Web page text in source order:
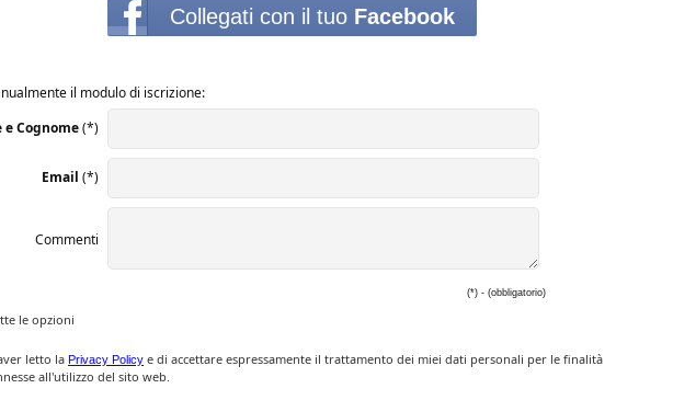
Collegati con il tuo Facebook
il modulo di iscrizione:
e Cognome(*)
Email (*)
Commenti
(*) - (obbligatorio)
le opzioni
letto la Privacy Policy e di accettare espressamente il trattamento dei miei dati personali per le finalità
all'utilizzo del sito web.